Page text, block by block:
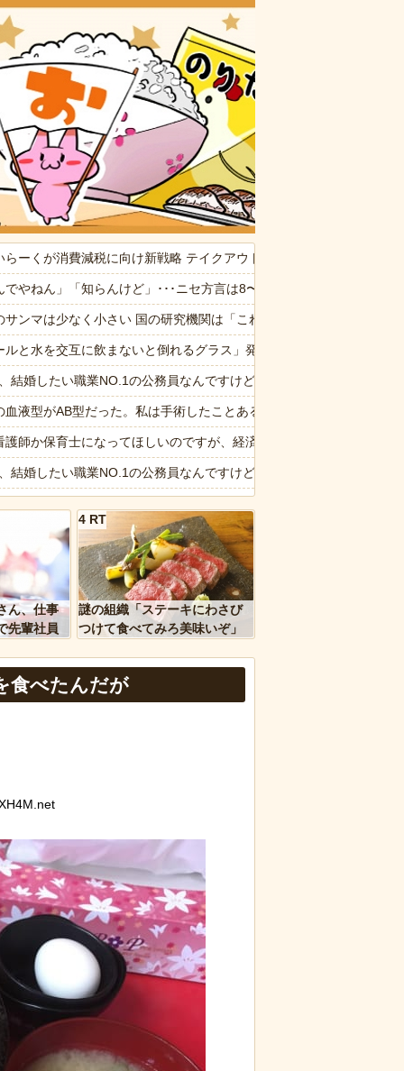
ガンの匂い」がし始めたので、夫経由で「ガンではないか」と伝
するトメに生活費をくれない夫…地獄の義実家をでて離婚しようと
んでなん
在を一度も報告してなかった
勝手に動き回る
役の判決
イント増、東大調査「若い世代ほど増加」
ジが“一瞬怖い”と話題にwwww
ｗ」 ほか
防総省職員数千人をウソ発見器にかける方針
ど盛りだくさん
らーくが消費減税に向け新戦略 テイクアウト商品は1%へ 店内飲食は
でやねん」「知らんけど」･･･ニセ方言は8〜9割が関西弁 使う理由は
サンマは少なく小さい 国の研究機関は「これまでになく厳しい年にな
ルと水を交互に飲まないと倒れるグラス」発売 適正飲酒を施す
結婚したい職業NO.1の公務員なんですけど、嫁が子供連れて家出
血液型がAB型だった。私は手術したことあるからA型で合ってるし
護師か保育士になってほしいのですが、経済学部に行きたいと言い
結婚したい職業NO.1の公務員なんですけど、嫁が子供連れて家出
引退撤回！FC東京と再契約ｷﾀ━━━━(ﾟ∀ﾟ)━━━━!!
コープにいる爺さん、隙あらば他人のカゴに商品を入れようとする
、マジのガチでウーバーが無理なんやが
待っていたら…目の前からすごい視線を感じた😂
】味噌ラーメンで行列、出来ない
ん、仕事
先輩社員
4 RT
謎の組織「ステーキにわさび
つけて食べてみろ美味いぞ」
食べたんだが